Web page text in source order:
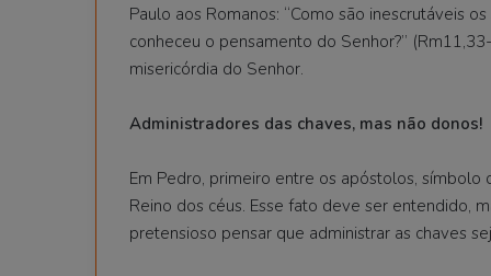
Paulo aos Romanos: “Como são inescrutáveis
conheceu o pensamento do Senhor?”
misericórdia do Senhor.
Administradores das chaves, mas não donos!
Em Pedro, primeiro entre os apóstolos,
Reino dos céus. Esse fato deve ser entendido,
pretensioso pensar que administrar as chaves